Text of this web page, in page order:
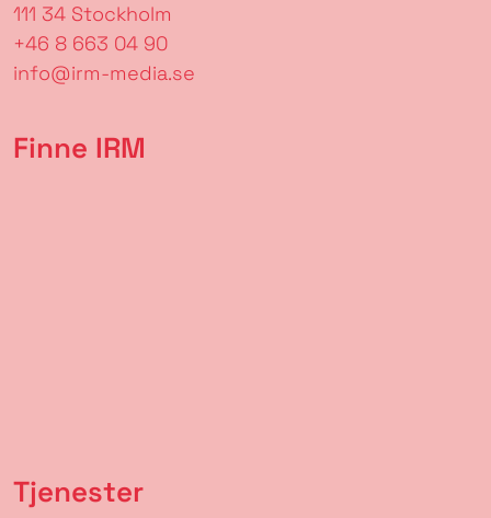
111 34 Stockholm
+46 8 663 04 90
info@irm-media.se
Finne IRM
Tjenester